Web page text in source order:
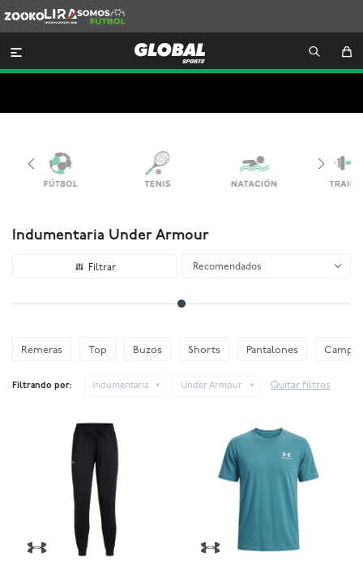
Lira
Somos
Futbol

Indumentaria Under Armour
Recomendados
Remeras Top Buzos Shorts Pantalones
Filtrando por: Indumentaria Under Armour Quitar filtros